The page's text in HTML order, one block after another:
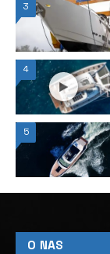
3
4
5
O NAS